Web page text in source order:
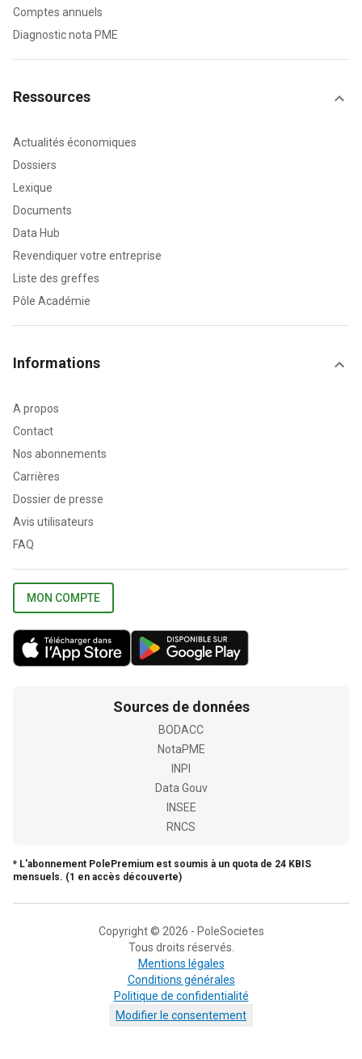
Comptes annuels
Diagnostic nota PME
Ressources
Actualités économiques
Dossiers
Lexique
Documents
Data Hub
Revendiquer votre entreprise
Liste des greffes
Pôle Académie
Informations
A propos
Contact
Nos abonnements
Carrières
Dossier de presse
Avis utilisateurs
FAQ
MON COMPTE
Sources de données
BODACC
NotaPME
INPI
Data Gouv
INSEE
RNCS
* L'abonnement PolePremium est soumis à un quota de 24 KBIS
mensuels. (1 en accès découverte)
Copyright © 2026 - PoleSocietes
Tous droits réservés.
Mentions légales
Conditions générales
Politique de confidentialité
Modifier le consentement